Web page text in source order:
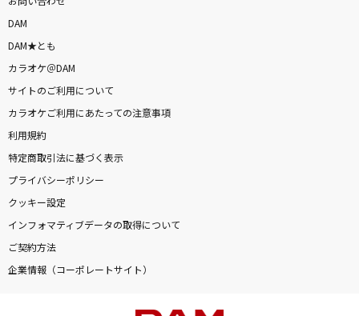
DAM
DAM★とも
カラオケ＠DAM
サイトのご利用について
カラオケご利用にあたっての注意事項
利用規約
特定商取引法に基づく表示
プライバシーポリシー
クッキー設定
インフォマティブデータの取得について
ご契約方法
企業情報（コーポレートサイト）